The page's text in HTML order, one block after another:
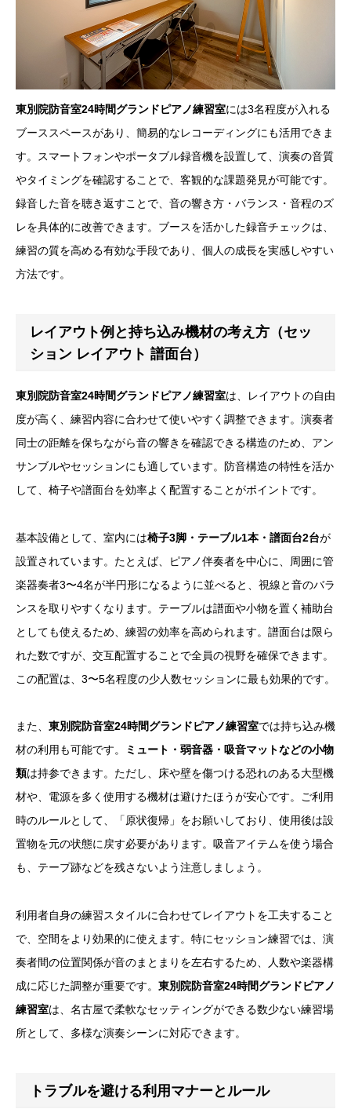
東別院防音室24時間グランドピアノ練習室には3名程度が入れる
ブーススペースがあり、簡易的なレコーディングにも活用できま
す。スマートフォンやポータブル録音機を設置して、演奏の音質
やタイミングを確認することで、客観的な課題発見が可能です。
録音した音を聴き返すことで、音の響き方・バランス・音程のズ
レを具体的に改善できます。ブースを活かした録音チェックは、
練習の質を高める有効な手段であり、個人の成長を実感しやすい
方法です。
レイアウト例と持ち込み機材の考え方（セッ
ション レイアウト 譜面台）
東別院防音室24時間グランドピアノ練習室は、レイアウトの自由
度が高く、練習内容に合わせて使いやすく調整できます。演奏者
同士の距離を保ちながら音の響きを確認できる構造のため、アン
サンブルやセッションにも適しています。防音構造の特性を活か
して、椅子や譜面台を効率よく配置することがポイントです。
基本設備として、室内には椅子3脚・テーブル1本・譜面台2台が
設置されています。たとえば、ピアノ伴奏者を中心に、周囲に管
楽器奏者3〜4名が半円形になるように並べると、視線と音のバラ
ンスを取りやすくなります。テーブルは譜面や小物を置く補助台
としても使えるため、練習の効率を高められます。譜面台は限ら
れた数ですが、交互配置することで全員の視野を確保できます。
この配置は、3〜5名程度の少人数セッションに最も効果的です。
また、 東別院防音室24時間グランドピアノ練習室では持ち込み機
材の利用も可能です。
ミュート・弱音器・吸音マットなどの小物
類は持参できます。ただし、床や壁を傷つける恐れのある大型機
材や、電源を多く使用する機材は避けたほうが安心です。ご利用
時のルールとして、「原状復帰」をお願いしており、使用後は設
置物を元の状態に戻す必要があります。吸音アイテムを使う場合
も、テープ跡などを残さないよう注意しましょう。
利用者自身の練習スタイルに合わせてレイアウトを工夫すること
で、空間をより効果的に使えます。特にセッション練習では、演
奏者間の位置関係が音のまとまりを左右するため、人数や楽器構
成に応じた調整が重要です。 東別院防音室24時間グランドピアノ
練習室は、名古屋で柔軟なセッティングができる数少ない練習場
所として、多様な演奏シーンに対応できます。
トラブルを避ける利用マナーとルール